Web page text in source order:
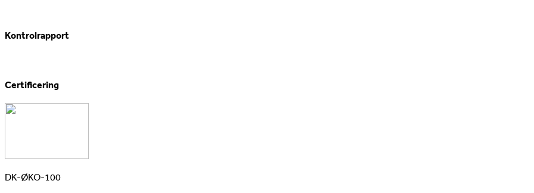
Kontrolrapport
Certificering
DK-ØKO-100